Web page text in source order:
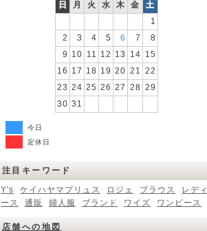
日 月 火 水 木 金
土
1
2
3 4 5 6 7
8
9 10 11 12 13 14 15
16 17 18 19 20 21 22
23 24 25 26 27 28 29
30 31
今日
定休日
注目キーワード
Y's
ケイハヤマプリュス ロジェ ブラウス
レディ
ース
通販 婦人服 ブランド ワイズ ワンピース
店舗への地図